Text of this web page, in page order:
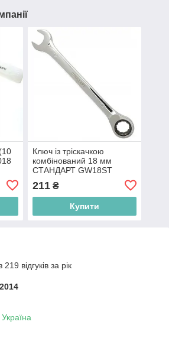
Ключ із тріскачкою
комбінований 18 мм
СТАНДАРТ GW18ST
211₴
Купити
відгуків за рік